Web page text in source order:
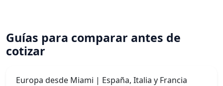
Guías para comparar antes de
cotizar
Europa desde Miami | España, Italia y Francia